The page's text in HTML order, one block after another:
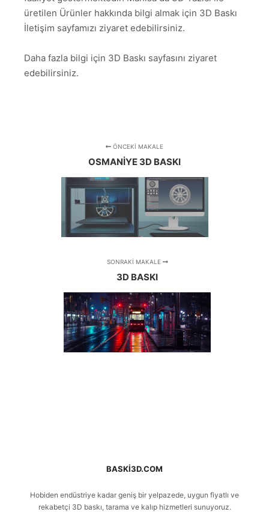
üretilen Ürünler hakkında bilgi almak için 3D Baskı
İletişim sayfamızı ziyaret edebilirsiniz.
Daha fazla bilgi için 3D Baskı sayfasını ziyaret
edebilirsiniz.
ÖNCEKI MAKALE
OSMANIYE 3D BASKI
SONRAKI MAKALE
3D BASKI
BASKI3D.COM
Hobiden endüstriye kadar geniş bir yelpazede, uygun fiyatlı ve
rekabetçi 3D baskı, tarama ve kalıp hizmetleri sunuyoruz.